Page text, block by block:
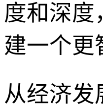
度和深度
建一个更
从经济发